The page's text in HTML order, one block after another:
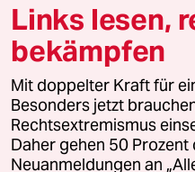
© 2026 taz Verlags und
Alle Rechte vorbehalten. Bei
wenden Sie sich bitte an
Feedback
Links lesen,
bekämpfen
Mit doppelter Kraft für
Besonders jetzt
Rechtsextremismus
Daher gehen 50 Prozent
Neuanmeldungen an